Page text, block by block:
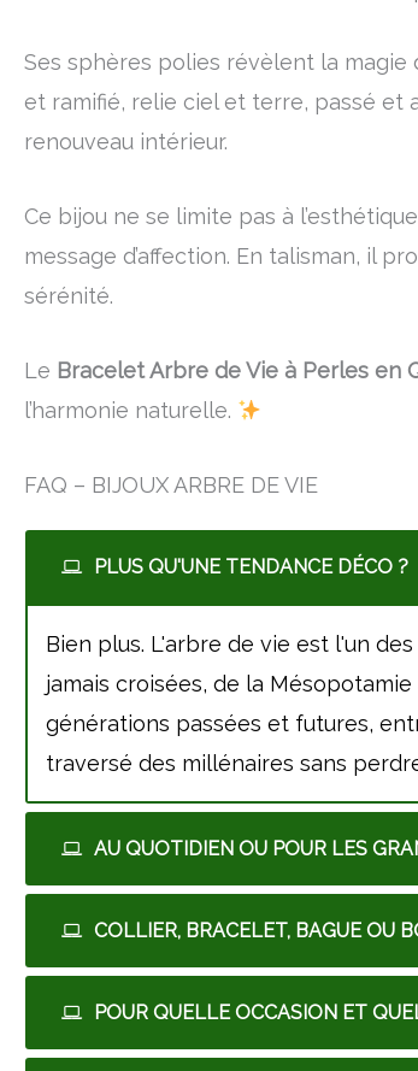
Ses sphères polies révèlent la magie
et ramifié, relie ciel et terre, passé et
renouveau intérieur.
Ce bijou ne se limite pas à
message d’affection. En talisman, il
sérénité.
Le Bracelet Arbre de Vie à Perles en
l’harmonie naturelle.
FAQ – BIJOUX ARBRE DE VIE
PLUS QU'UNE TENDANCE DÉCO ?
Bien plus. L'arbre de vie est l'un
jamais croisées, de la
générations passées et futures,
traversé des millénaires sans
AU QUOTIDIEN OU POUR LES
COLLIER, BRACELET, BAGUE OU
POUR QUELLE OCCASION ET